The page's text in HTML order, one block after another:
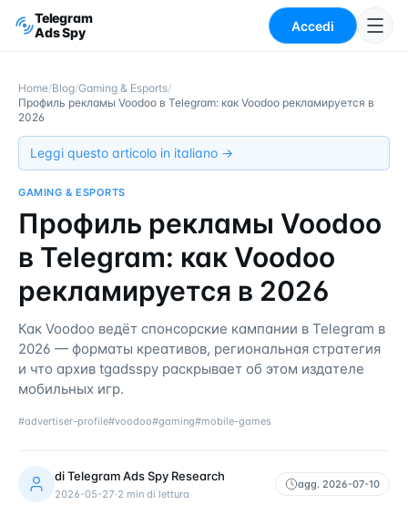
Telegram
Ads Spy
Accedi
Home/Blog/Gaming & Esports/
Профиль рекламы Voodoo в Telegram: как Voodoo рекламируется в
2026
Leggi questo articolo in italiano →
GAMING & ESPORTS
Профиль рекламы Voodoo
в Telegram: как Voodoo
рекламируется в 2026
Как Voodoo ведёт спонсорские кампании в Telegram в
2026 — форматы креативов, региональная стратегия
и что архив tgadsspy раскрывает об этом издателе
мобильных игр.
#advertiser-profile#voodoo#gaming#mobile-games
diTelegram Ads Spy Research
2026-05-27·2 min di lettura
agg. 2026-07-10